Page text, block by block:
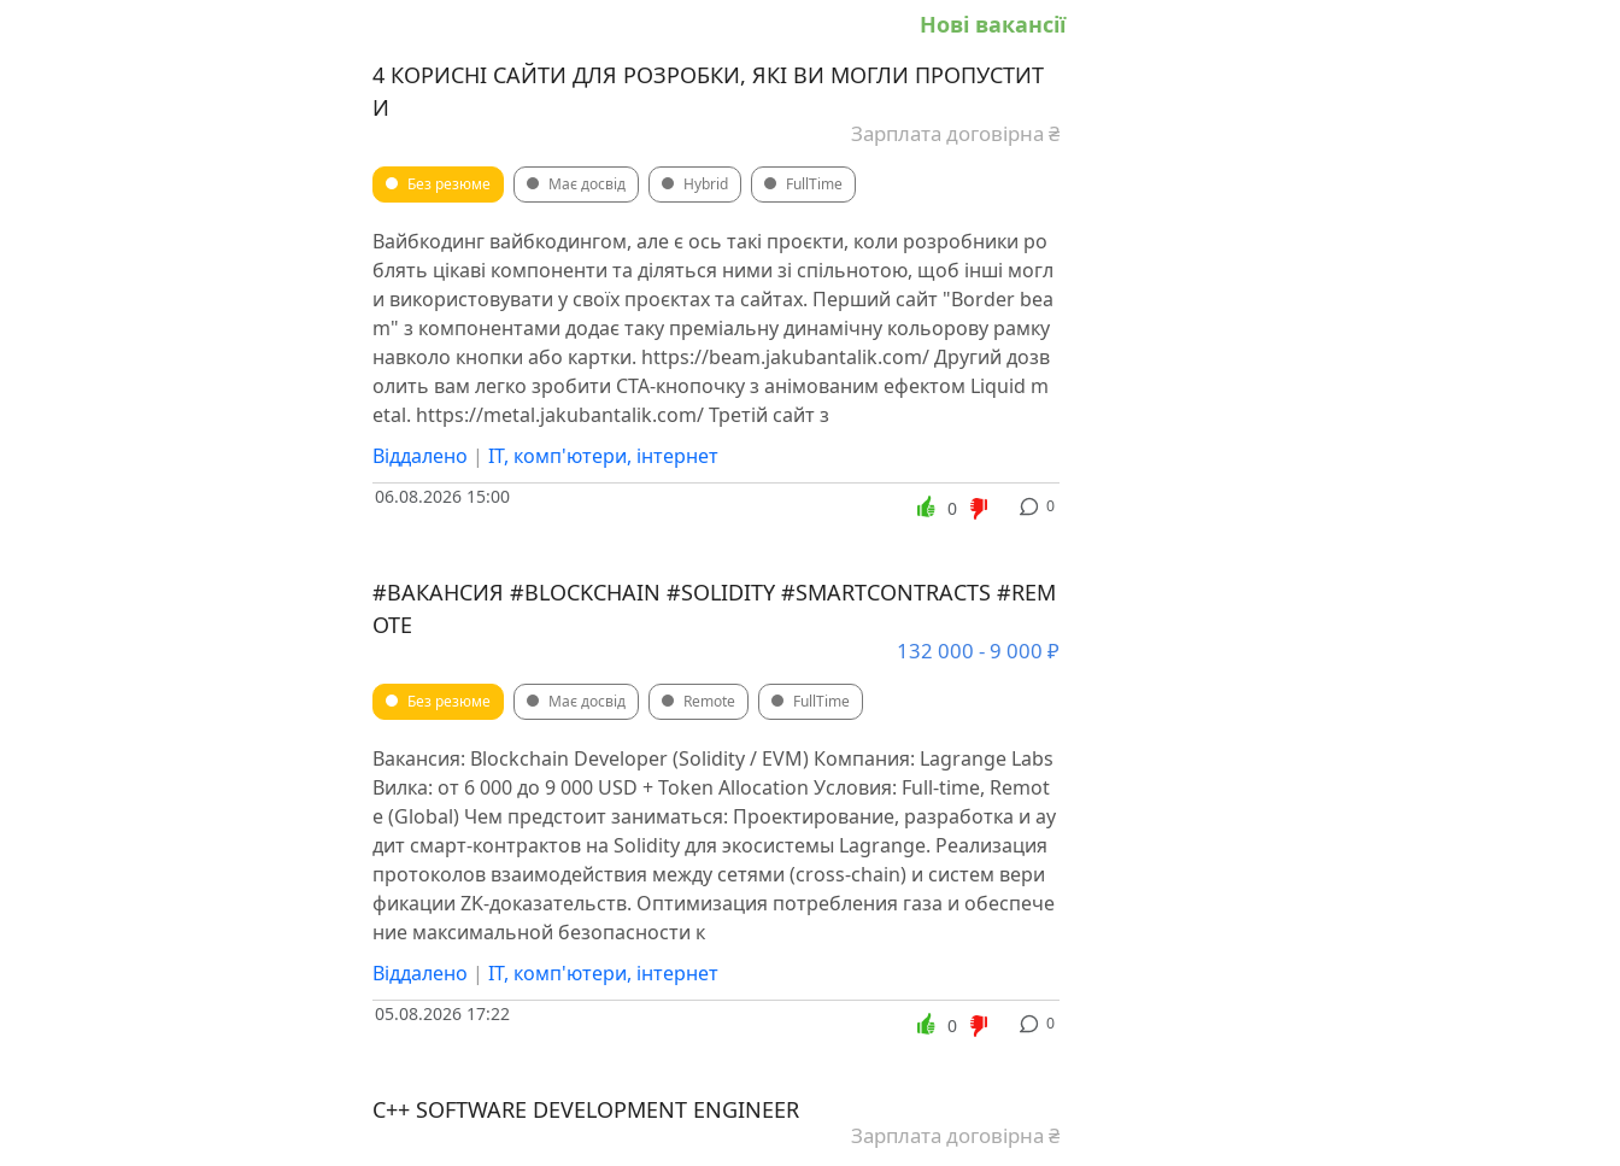
Нові вакансії
4 КОРИСНІ САЙТИ ДЛЯ РОЗРОБКИ, ЯКІ ВИ МОГЛИ ПРОПУСТИТ
И
Зарплата договірна ₴
Без резюме Має досвід Hybrid FullTime
Вайбкодинг вайбкодингом, але є ось такі проєкти, коли розробники ро
блять цікаві компоненти та діляться ними зі спільнотою, щоб інші могл
и використовувати у своїх проєктах та сайтах. Перший сайт "Border bea
m" з компонентами додає таку преміальну динамічну кольорову рамку
навколо кнопки або картки. https://beam.jakubantalik.com/ Другий дозв
олить вам легко зробити CTA-кнопочку з анімованим ефектом Liquid m
etal. https://metal.jakubantalik.com/ Третій сайт з
Віддалено | IT, комп'ютери, інтернет
06.08.2026 15:00 0
0
#ВАКАНСИЯ #BLOCKCHAIN #SOLIDITY #SMARTCONTRACTS #REM
OTE
132 000 - 9 000 ₽
Без резюме Має досвід Remote FullTime
Вакансия: Blockchain Developer (Solidity / EVM) Компания: Lagrange Labs
Вилка: от 6 000 до 9 000 USD + Token Allocation Условия: Full-time, Remot
e (Global) Чем предстоит заниматься: Проектирование, разработка и ау
дит смарт-контрактов на Solidity для экосистемы Lagrange. Реализация
протоколов взаимодействия между сетями (cross-chain) и систем вери
фикации ZK-доказательств. Оптимизация потребления газа и обеспече
ние максимальной безопасности к
Віддалено | IT, комп'ютери, інтернет
05.08.2026 17:22 0
0
C++ SOFTWARE DEVELOPMENT ENGINEER
Зарплата договірна ₴